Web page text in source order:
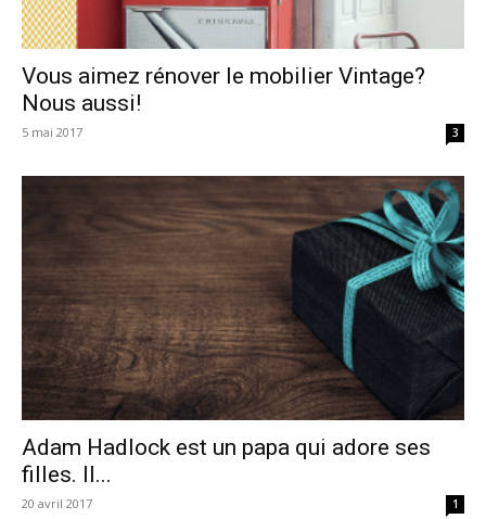
Vous aimez rénover le mobilier Vintage?
Nous aussi!
5 mai 2017 3
Adam Hadlock est un papa qui adore ses
filles. Il...
20 avril 2017 1